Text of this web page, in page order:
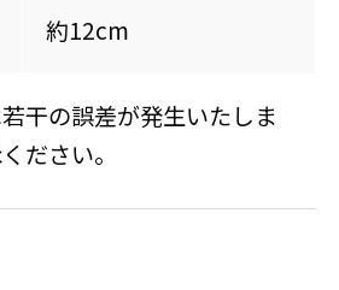
約12cm
干の誤差が発生いたしま
ださい。